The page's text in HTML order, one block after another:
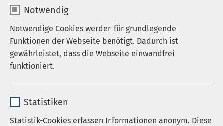
Notwendig
Notwendige Cookies werden für grundlegende
Funktionen der Webseite benötigt. Dadurch ist
gewährleistet, dass die Webseite einwandfrei
funktioniert.
Anbieter sgalinski
Statistiken
Statistik-Cookies erfassen Informationen anonym. Diese
01.09.2025 AMEOS Gruppe
AMEOS Update zur
Informationspflicht gem. Art.
34 DSGVO
Im Juli 2025 wurde die AMEOS Gruppe Ziel